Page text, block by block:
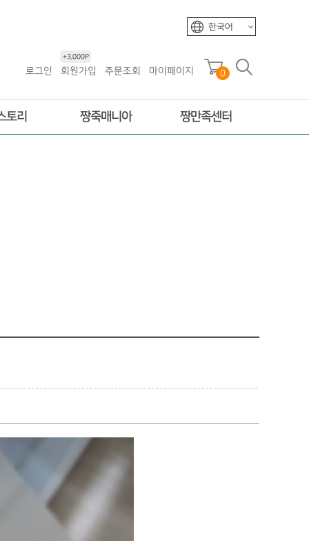
한국어
로그인 회원가입
+3,000P
주문조회 마이페이지 0
토리 짱죽매니아 짱만족센터